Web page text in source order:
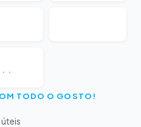
TODO O GOSTO!